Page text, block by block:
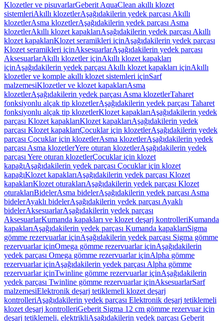
Klozetler ve pisuvarlarGeberit AquaClean akıllı klozet
sistemleriAkıllı klozetlerAşağıdakilerin yedek parçası Akıllı
klozetlerAsma klozetlerAşağıdakilerin yedek parçası Asma
klozetlerAkıllı klozet kapaklarıAşağıdakilerin yedek parçası Akıllı
klozet kapaklarıKlozet seramikleri içinAşağıdakilerin yedek parçası
Klozet seramikleri içinAksesuarlarAşağıdakilerin yedek parçası
AksesuarlarAkıllı klozetler içinAkıllı klozet kapakları
içinAşağıdakilerin yedek parçası Akıllı klozet kapakları içinAkıllı
klozetler ve komple akıllı klozet sistemleri içinSarf
malzemesiKlozetler ve klozet kapaklarıAsma
klozetlerAşağıdakilerin yedek parçası Asma klozetlerTaharet
fonksiyonlu alçak tip klozetlerAşağıdakilerin yedek parçası Taharet
fonksiyonlu alçak tip klozetlerKlozet kapaklarıAşağıdakilerin yedek
parçası Klozet kapaklarıKlozet kapaklarıAşağıdakilerin yedek
parçası Klozet kapaklarıÇocuklar için klozetlerAşağıdakilerin yedek
parçası Çocuklar için klozetlerAsma klozetlerAşağıdakilerin yedek
parçası Asma klozetlerYere oturan klozetlerAşağıdakilerin yedek
parçası Yere oturan klozetlerÇocuklar için klozet
kapağıAşağıdakilerin yedek parçası Çocuklar için klozet
kapağıKlozet kapaklarıAşağıdakilerin yedek parçası Klozet
kapaklarıKlozet oturaklarıAşağıdakilerin yedek parçası Klozet
oturaklarıBidelerAsma bidelerAşağıdakilerin yedek parçası Asma
bidelerAyaklı bidelerAşağıdakilerin yedek parçası Ayaklı
bidelerAksesuarlarAşağıdakilerin yedek parçası
AksesuarlarKumanda kapakları ve klozet deşarj kontrolleriKumanda
kapaklarıAşağıdakilerin yedek parçası Kumanda kapaklarıSigma
gömme rezervuarlar içinAşağıdakilerin yedek parçası Sigma gömme
rezervuarlar içinOmega gömme rezervuarlar içinAşağıdakilerin
yedek parçası Omega gömme rezervuarlar içinAlpha gömme
rezervuarlar içinAşağıdakilerin yedek parçası Alpha gömme
rezervuarlar içinTwinline gömme rezervuarlar içinAşağıdakilerin
yedek parçası Twinline gömme rezervuarlar içinAksesuarlarSarf
malzemesiElektronik deşarj tetiklemeli klozet deşarj
kontrolleriAşağıdakilerin yedek parçası Elektronik deşarj tetiklemeli
klozet deşarj kontrolleriGeberit Sigma 12 cm gömme rezervuar için
deşarj tetiklemeli, elektrikliAşağıdakilerin yedek parçası Geberit